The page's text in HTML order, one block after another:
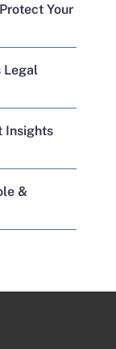
Your
Legal
Insights
&